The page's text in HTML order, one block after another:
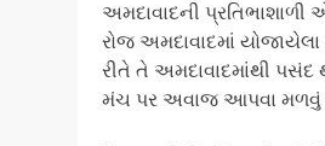
અમદાવાદની
રોજ અમદાવાદમાં
રીતે તે અમદાવાદમાંથી પસંદ
મંચ પર અવાજ આપવા મળવું એ